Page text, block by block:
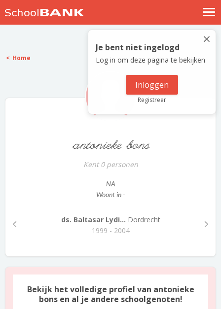
Nostalgische verhalen
Log in
Meld je gratis aan
×
Je bent niet ingelogd
Log in om deze pagina te bekijken
Inloggen
Registreer
Home
antonieke bons
Kent 0 personen
NA
Woont in -
ds. Baltasar Lydi... Dordrecht
1999 - 2004
Bekijk het volledige profiel van antonieke
bons en al je andere schoolgenoten!